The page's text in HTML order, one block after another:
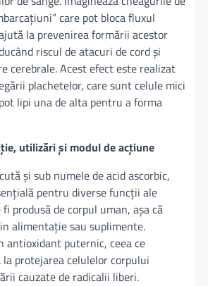
care pot bloca fluxul
la prevenirea formării acestor
riscul de atacuri de cord și
cerebrale. Acest efect este realizat
plachetelor, care sunt celule mici
lipi una de alta pentru a forma
utilizări și modul de acțiune
și sub numele de acid ascorbic,
pentru diverse funcții ale
produsă de corpul uman, așa că
alimentație sau suplimente.
antioxidant puternic, ceea ce
protejarea celulelor corpului
cauzate de radicalii liberi.